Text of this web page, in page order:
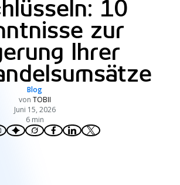
10
zur
Ihrer
Blog
von TOBII
Juni 15, 2026
6 min